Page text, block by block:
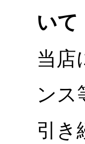
いて
当店
ンス
引き